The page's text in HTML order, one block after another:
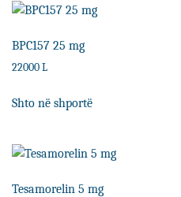
BPC157 25 mg
22000 L
Shto në shportë
Tesamorelin 5 mg